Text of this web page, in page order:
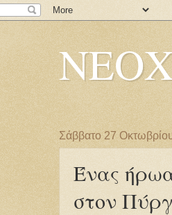
Σάββατο 27
Ένας
στον